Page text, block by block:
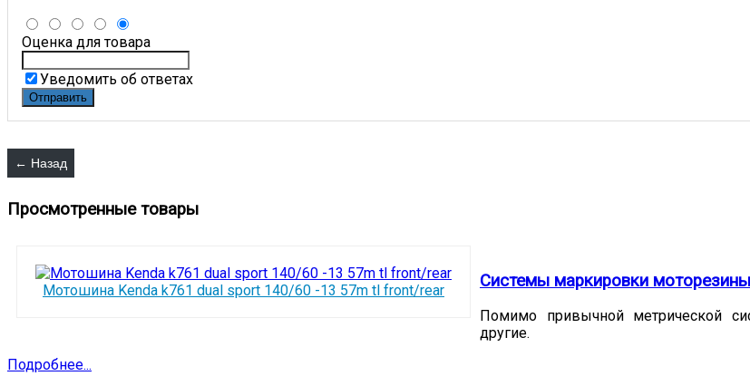
Оценка для товара
Уведомить об ответах
Просмотренные товары
Мотошина Kenda k761 dual sport 140/60 -13 57m tl front/rear Системы маркировки моторезины
Помимо привычной метрической
другие.
Подробнее...